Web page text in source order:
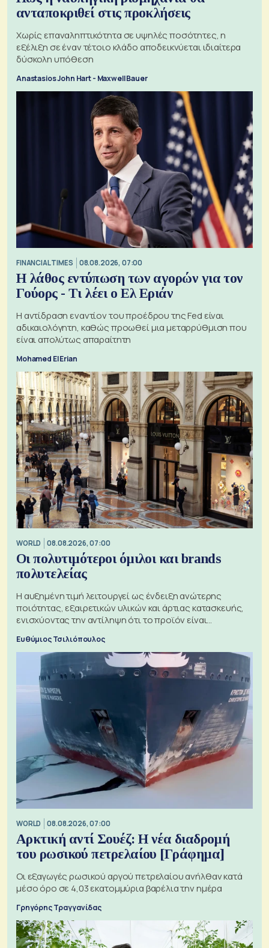
ανταποκριθεί στις προκλήσεις
Χωρίς επαναληπτικότητα σε υψηλές ποσότητες, η
εξέλιξη σε έναν τέτοιο κλάδο αποδεικνύεται ιδιαίτερα
δύσκολη υπόθεση
Anastasios John Hart - Maxwell Bauer
FINANCIAL TIMES 08.08.2026, 07:00
Η λάθος εντύπωση των αγορών για τον
Γούορς - Τι λέει ο Ελ Εριάν
Η αντίδραση εναντίον του προέδρου της Fed είναι
αδικαιολόγητη, καθώς προωθεί μια μεταρρύθμιση που
είναι απολύτως απαραίτητη
Mohamed El Erian
WORLD 08.08.2026, 07:00
Οι πολυτιμότεροι όμιλοι και brands
πολυτελείας
Η αυξημένη τιμή λειτουργεί ως ένδειξη ανώτερης
ποιότητας, εξαιρετικών υλικών και άρτιας κατασκευής,
ενισχύοντας την αντίληψη ότι το προϊόν είναι
ξεχωριστό
Ευθύμιος Τσιλιόπουλος
WORLD 08.08.2026, 07:00
Αρκτική αντί Σουέζ: Η νέα διαδρομή
του ρωσικού πετρελαίου [Γράφημα]
Οι εξαγωγές ρωσικού αργού πετρελαίου ανήλθαν κατά
μέσο όρο σε 4,03 εκατομμύρια βαρέλια την ημέρα
Γρηγόρης Τραγγανίδας